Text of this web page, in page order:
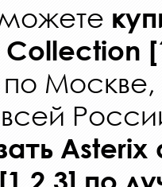
Collection
по
Asterix